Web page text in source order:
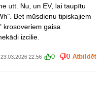
utt. Nu, un EV, lai taupītu
Bet mūsdienu tipiskajiem
krosoveriem gaisa
izcilie.
23.03.2026 22:56 0 0 Atbildēt